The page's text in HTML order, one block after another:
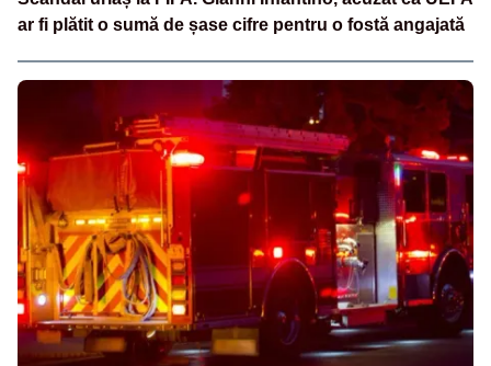
ar fi plătit o sumă de șase cifre pentru o fostă angajată